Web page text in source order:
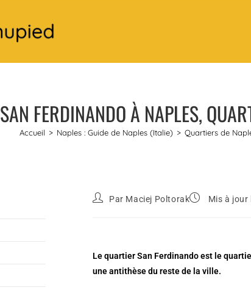
SAN FERDINANDO À NAPLES,
Accueil > Naples : Guide de Naples (Italie) > Quartiers de
Par Maciej Poltorak Mis à jour
Le quartier San Ferdinando est le
une antithèse du reste de la ville.